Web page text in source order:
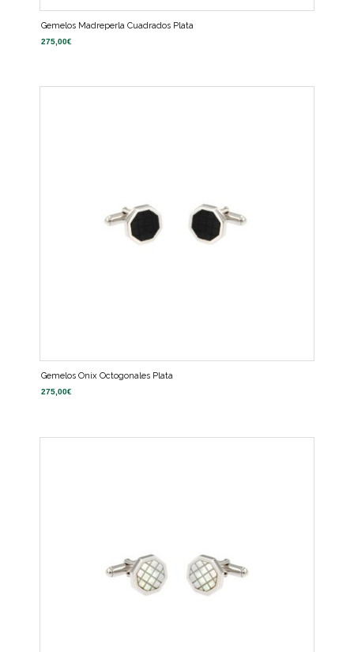
Gemelos Madreperla Cuadrados Plata
275,00€
Gemelos Onix Octogonales Plata
275,00€